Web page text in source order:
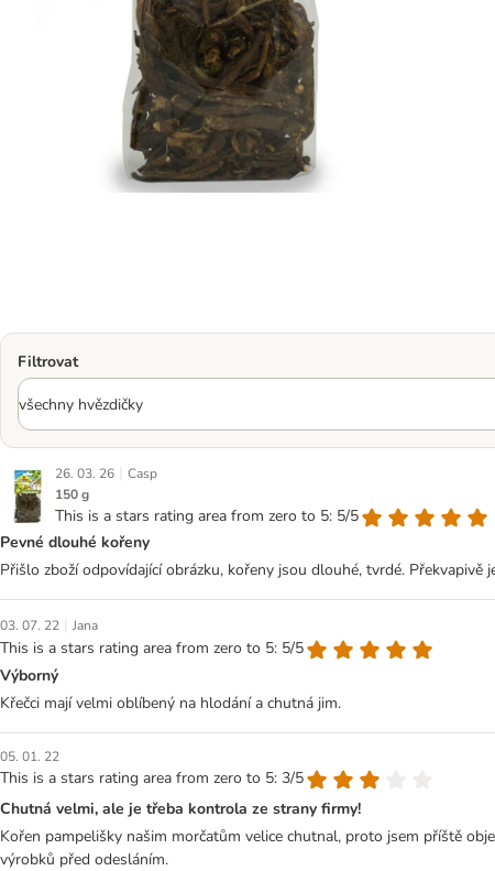
Filtrovat
26. 03. 26 | Casp
150 g
This is a stars rating area from zero to 5: 5/5
Pevné dlouhé kořeny
Přišlo zboží odpovídající obrázku, kořeny jsou dlouhé, tvrdé. Překvapivě
03. 07. 22 | Jana
This is a stars rating area from zero to 5: 5/5
Výborný
Křečci mají velmi oblíbený na hlodání a chutná jim.
05. 01. 22
This is a stars rating area from zero to 5: 3/5
Chutná velmi, ale je třeba kontrola ze strany firmy!
Kořen pampelišky našim morčatům velice chutnal, proto jsem příště
výrobků před odesláním.